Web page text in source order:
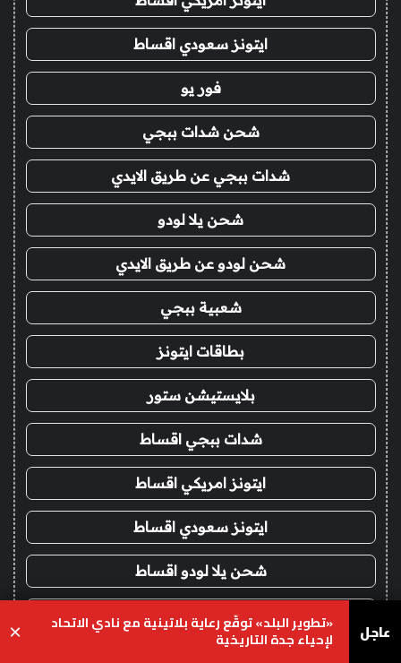
ايتونز سعودي اقساط
فور يو
شحن شدات ببجي
شدات ببجي عن طريق الايدي
شحن يلا لودو
شحن لودو عن طريق الايدي
شعبية ببجي
بطاقات ايتونز
بلايستيشن ستور
شدات ببجي اقساط
ايتونز امريكي اقساط
ايتونز سعودي اقساط
شحن يلا لودو اقساط
حناء شعر
عاجل «تطوير البلد» توقّع رعاية بلاتينية مع نادي الاتحاد
لإحياء جدة التاريخية ×